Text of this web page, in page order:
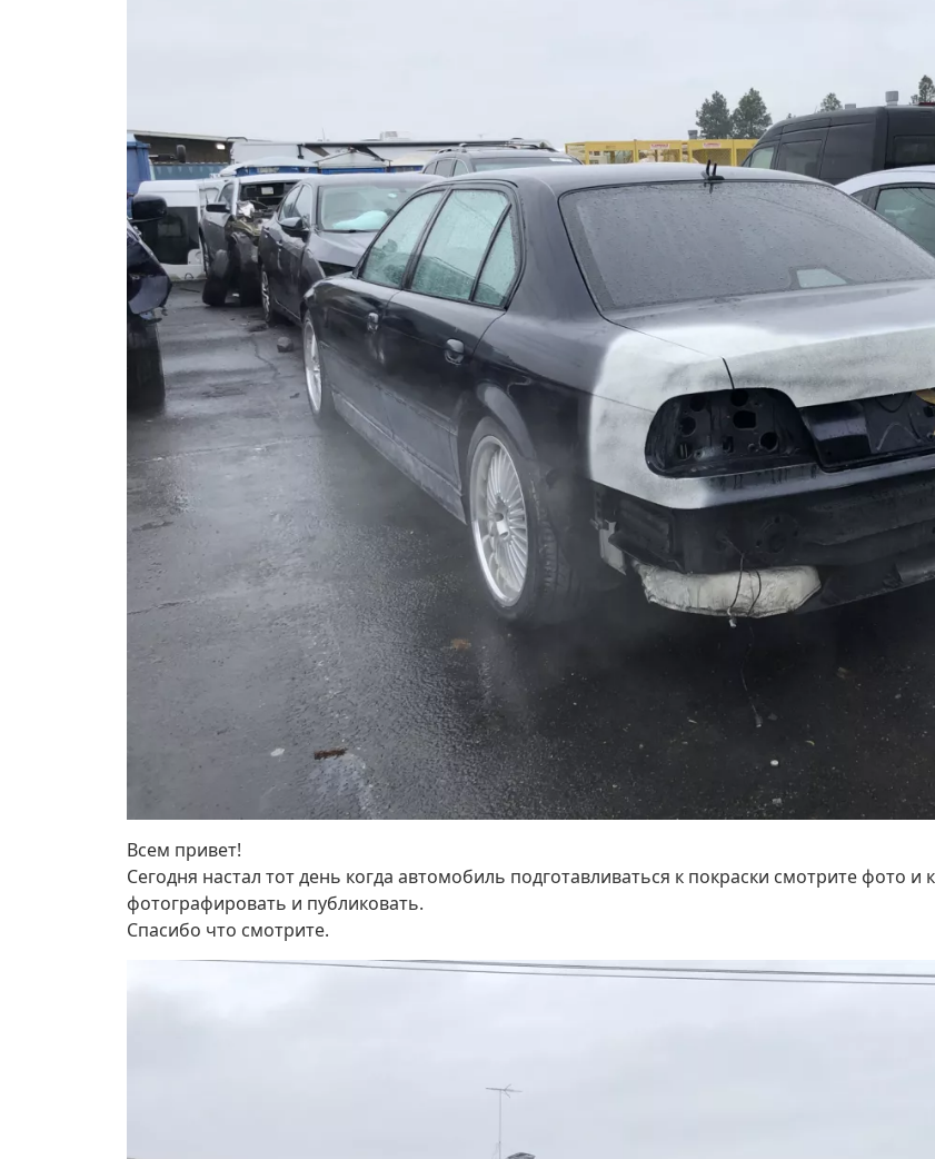
Всем привет!
Сегодня настал тот день когда автомобиль подготавливаться к покраски смотрите фото и
фотографировать и публиковать.
Спасибо что смотрите.